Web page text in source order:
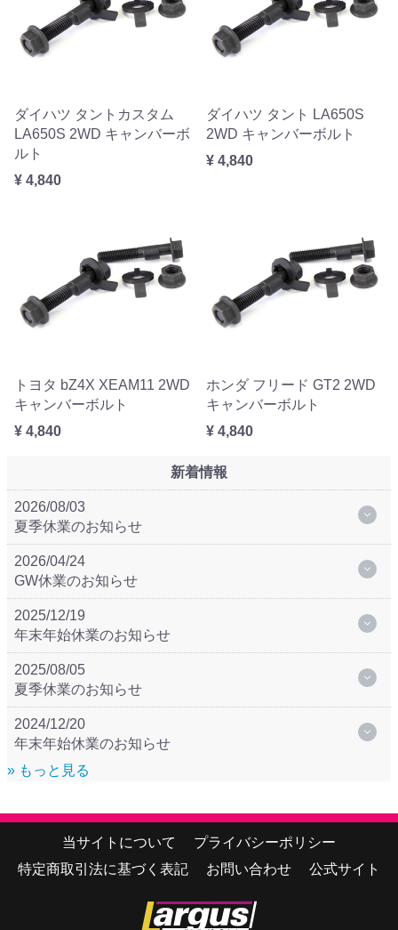
ダイハツ タントカスタム
LA650S 2WD キャンバーボ
ルト
¥ 4,840
ダイハツ タント LA650S
2WD キャンバーボルト
¥ 4,840
トヨタ bZ4X XEAM11 2WD
キャンバーボルト
¥ 4,840
ホンダ フリード GT2 2WD
キャンバーボルト
¥ 4,840
新着情報
2026/08/03
夏季休業のお知らせ
2026/04/24
GW休業のお知らせ
2025/12/19
年末年始休業のお知らせ
2025/08/05
夏季休業のお知らせ
2024/12/20
年末年始休業のお知らせ
» もっと見る
当サイトについて
プライバシーポリシー
特定商取引法に基づく表記
お問い合わせ 公式サイト